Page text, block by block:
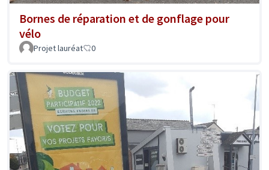
Bornes de réparation et de gonflage pour
vélo
Projet lauréat 0